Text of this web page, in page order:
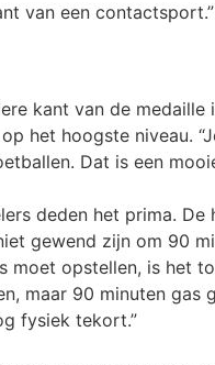
van een contactsport.”
kant van de
het hoogste niveau.
Dat is een
deden het prima.
gewend zijn om 90
moet opstellen, is het
maar 90 minuten
fysiek tekort.”